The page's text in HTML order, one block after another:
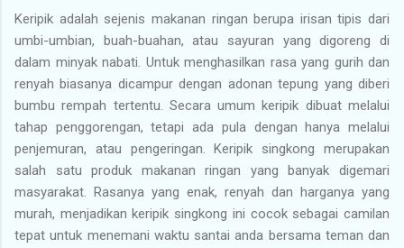
Keripik adalah sejenis makanan ringan berupa irisan tipis dari
umbi-umbian, buah-buahan, atau sayuran yang digoreng di
dalam minyak nabati. Untuk menghasilkan rasa yang gurih dan
renyah biasanya dicampur dengan adonan tepung yang diberi
bumbu rempah tertentu. Secara umum keripik dibuat melalui
tahap penggorengan, tetapi ada pula dengan hanya melalui
penjemuran, atau pengeringan. Keripik singkong merupakan
salah satu produk makanan ringan yang banyak digemari
masyarakat. Rasanya yang enak, renyah dan harganya yang
murah, menjadikan keripik singkong ini cocok sebagai camilan
tepat untuk menemani waktu santai anda bersama teman dan